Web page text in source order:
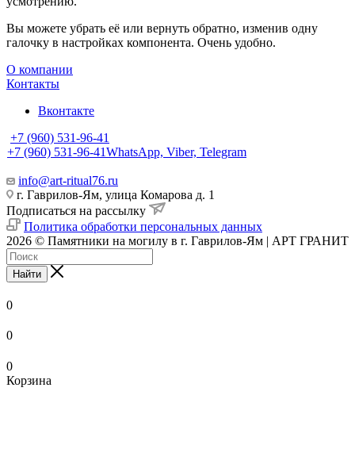
Вы можете убрать её или вернуть обратно, изменив одну
галочку в настройках компонента. Очень удобно.
О компании
Контакты
Вконтакте
+7 (960) 531-96-41
+7 (960) 531-96-41WhatsApp, Viber, Telegram
info@art-ritual76.ru
г. Гаврилов-Ям, улица Комарова д. 1
Подписаться на рассылку
Политика обработки персональных данных
2026 © Памятники на могилу в г. Гаврилов-Ям | АРТ ГРАНИТ
Найти
0
0
0
Корзина